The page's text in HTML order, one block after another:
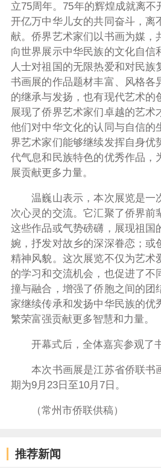
立75周年。 75年的辉煌成就离不
开亿万中华儿女的共同奋斗，离
献。侨界艺术家们以书画为媒，
向世界展示中华民族的文化自信
人士对祖国的无限热爱和对民族
书画展的作品题材丰富、风格各
的继承与发扬，也有现代艺术的
展现了侨界艺术家们卓越的艺术
他们对中华文化的认同与自信的
界艺术家们能够继续发挥自身优
代气息和民族特色的优秀作品，
展贡献更多力量。
温巍山表示，本次展览是一
次心灵的交流。它汇聚了侨界前
这些作品或气势磅礴，展现祖国
婉，抒发对故乡的深深眷恋；或
精神风貌。这次展览不仅为艺术
的学习和交流机会，也促进了不
撞与融合，增强了侨胞之间的团
家继续传承和发扬中华民族的优
繁荣富强贡献更多智慧和力量。
开幕式后，全体嘉宾参观了
本次书画展是江苏省侨联书
期为9月 23日至10月 7日。
（常州市侨联供稿）
推荐新闻